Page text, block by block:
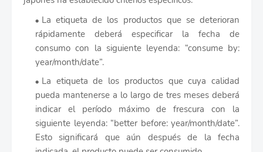
La etiqueta de los productos que se deterioran
rápidamente deberá especificar la fecha de
consumo con la siguiente leyenda: “consume by:
year/month/date”.
La etiqueta de los productos que cuya calidad
pueda mantenerse a lo largo de tres meses deberá
indicar el período máximo de frescura con la
siguiente leyenda: “better before: year/month/date”.
Esto significará que aún después de la fecha